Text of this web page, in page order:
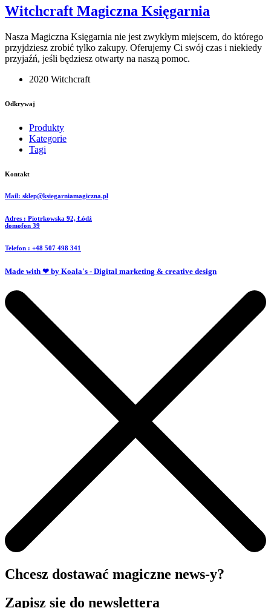
Witchcraft Magiczna Księgarnia
Nasza Magiczna Księgarnia nie jest zwykłym miejscem, do którego
przyjdziesz zrobić tylko zakupy. Oferujemy Ci swój czas i niekiedy
przyjaźń, jeśli będziesz otwarty na naszą pomoc.
2020 Witchcraft
Odkrywaj
Produkty
Kategorie
Tagi
Kontakt
Mail: sklep@ksiegarniamagiczna.pl
Adres : Piotrkowska 92, Łódź
domofon 39
Telefon : +48 507 498 341
Made with ❤ by Koala's - Digital marketing & creative design
Chcesz dostawać magiczne news-y?
Zapisz się do newslettera